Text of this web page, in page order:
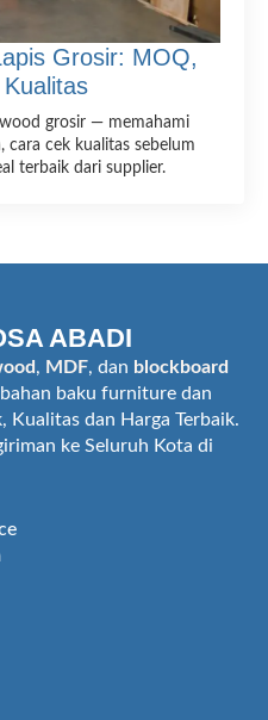
Grosir: MOQ,
grosir — memahami
cara cek kualitas sebelum
terbaik dari supplier.
ABADI
, MDF, dan blockboard
baku furniture dan
Kualitas dan Harga Terbaik.
ke Seluruh Kota di